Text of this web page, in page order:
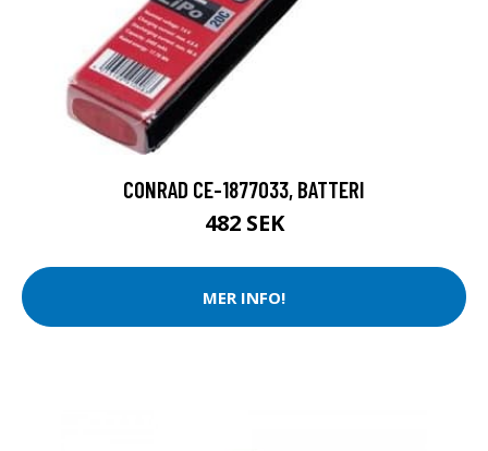
CONRAD CE-1877033, BATTERI
482 SEK
MER INFO!